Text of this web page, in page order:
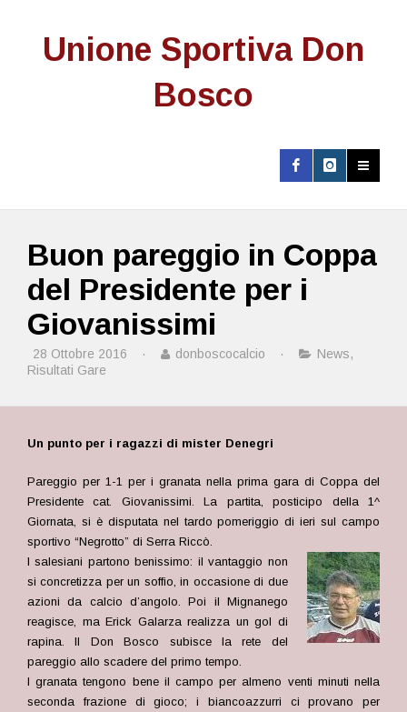
Unione Sportiva Don
Bosco
Buon pareggio in Coppa
del Presidente per i
Giovanissimi
28 Ottobre 2016 · donboscocalcio · News,
Risultati Gare
Un punto per i ragazzi di mister Denegri
Pareggio per 1-1 per i granata nella prima gara di Coppa del
Presidente cat. Giovanissimi. La partita, posticipo della 1^
Giornata, si è disputata nel tardo pomeriggio di ieri sul campo
sportivo “Negrotto” di Serra Riccò.
I salesiani partono benissimo: il vantaggio non
si concretizza per un soffio, in occasione di due
azioni da calcio d’angolo. Poi il Mignanego
reagisce, ma Erick Galarza realizza un gol di
rapina. Il Don Bosco subisce la rete del
pareggio allo scadere del primo tempo.
I granata tengono bene il campo per almeno venti minuti nella
seconda frazione di gioco; i biancoazzurri ci provano per